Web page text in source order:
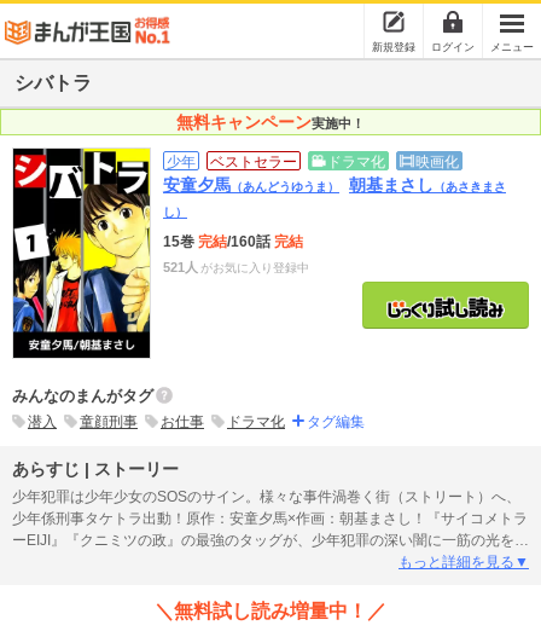
新規登録 ログイン メニュー
シバトラ
無料キャンペーン実施中！
少年 ベストセラー ドラマ化 映画化
安童夕馬 （あんどうゆうま） 朝基まさし （あさきまさ
し）
15巻 完結/160話完結
521人 がお気に入り登録中
みんなのまんがタグ
潜入 童顔刑事 お仕事 ドラマ化 タグ編集
あらすじ | ストーリー
少年犯罪は少年少女のSOSのサイン。様々な事件渦巻く街（ストリート）へ、
少年係刑事タケトラ出動！原作：安童夕馬×作画：朝基まさし！『サイコメトラ
ーEIJI』『クニミツの政』の最強のタッグが、少年犯罪の深い闇に一筋の光を灯
す――！！ 交番勤務の警官・柴田竹虎。超童顔で中坊にしか見えないが、誰
年係刑事になることを夢見て、少年少女たちが抱える様々な「殺意」に立ち向
もっと詳細を見る▼
＼無料試し読み増量中！／